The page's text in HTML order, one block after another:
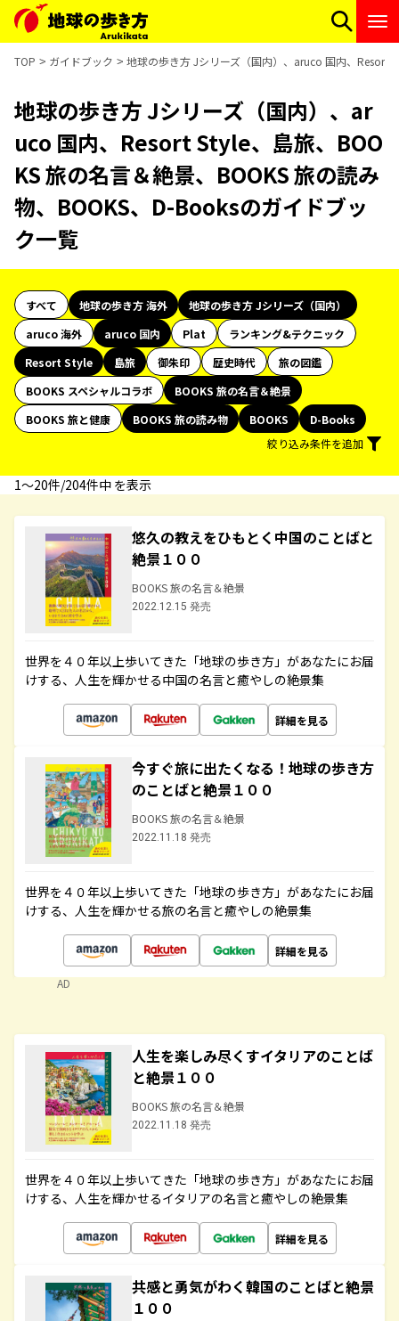
TOP ガイドブック 地球の歩き方 Jシリーズ（国内）、aruco 国内、Resort
地球の歩き方 Jシリーズ（国内）、ar
uco 国内、Resort Style、島旅、BOO
KS 旅の名言＆絶景、BOOKS 旅の読み
物、BOOKS、D-Booksのガイドブッ
ク一覧
すべて 地球の歩き方 海外
地球の歩き方 Jシリーズ（国内）
aruco 海外
aruco 国内 Plat
ランキング&テクニック
Resort Style
島旅 御朱印 歴史時代
旅の図鑑
BOOKS スペシャルコラボ
BOOKS 旅の名言＆絶景
BOOKS 旅と健康
BOOKS 旅の読み物 BOOKS
D-Books
絞り込み条件を追加
1〜20件/204件中 を表示
悠久の教えをひもとく中国のことばと
絶景１００
BOOKS 旅の名言＆絶景
2022.12.15 発売
世界を４０年以上歩いてきた「地球の歩き方」があなたにお届
けする、人生を輝かせる中国の名言と癒やしの絶景集
詳細を見る
今すぐ旅に出たくなる！地球の歩き方
のことばと絶景１００
BOOKS 旅の名言＆絶景
2022.11.18 発売
世界を４０年以上歩いてきた「地球の歩き方」があなたにお届
けする、人生を輝かせる旅の名言と癒やしの絶景集
詳細を見る
AD
人生を楽しみ尽くすイタリアのことば
と絶景１００
BOOKS 旅の名言＆絶景
2022.11.18 発売
世界を４０年以上歩いてきた「地球の歩き方」があなたにお届
けする、人生を輝かせるイタリアの名言と癒やしの絶景集
詳細を見る
共感と勇気がわく韓国のことばと絶景
１００